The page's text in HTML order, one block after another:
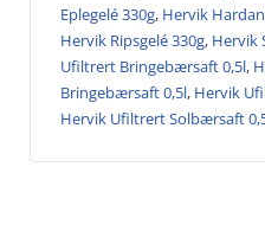
Eplegelé 330g, Hervik
Hervik Ripsgelé 330g, Hervik
Ufiltrert Bringebærsaft 0,5l,
Bringebærsaft 0,5l, Hervik
Hervik Ufiltrert Solbærsaft